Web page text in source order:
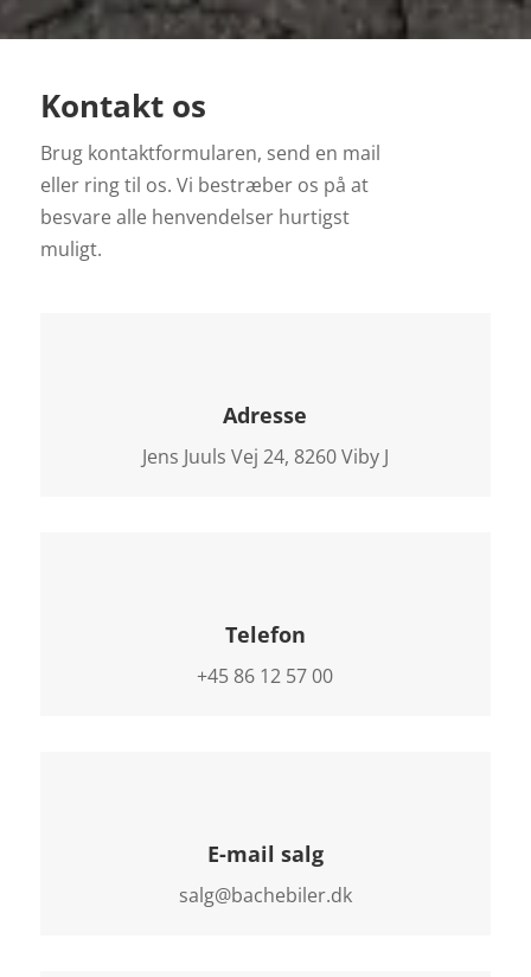
Kontakt os
Brug kontaktformularen, send en mail
eller ring til os. Vi bestræber os på at
besvare alle henvendelser hurtigst
muligt.
Adresse
Jens Juuls Vej 24, 8260 Viby J
Telefon
+45 86 12 57 00
E-mail salg
salg@bachebiler.dk